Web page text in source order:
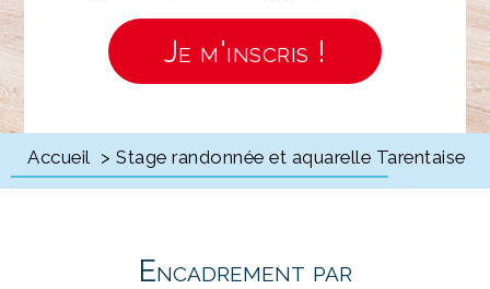
Je m'inscris !
Accueil > Stage randonnée et aquarelle Tarentaise
Encadrement par